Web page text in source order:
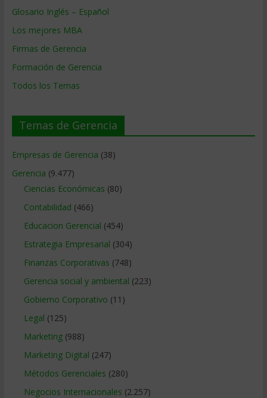
Glosario Inglés – Español
Los mejores MBA
Firmas de Gerencia
Formación de Gerencia
Todos los Temas
Temas de Gerencia
Empresas de Gerencia (38)
Gerencia (9.477)
Ciencias Económicas (80)
Contabilidad (466)
Educacion Gerencial (454)
Estrategia Empresarial (304)
Finanzas Corporativas (748)
Gerencia social y ambiental (223)
Gobierno Corporativo (11)
Legal (125)
Marketing(988)
Marketing Digital (247)
Métodos Gerenciales (280)
Negocios Internacionales (2.257)